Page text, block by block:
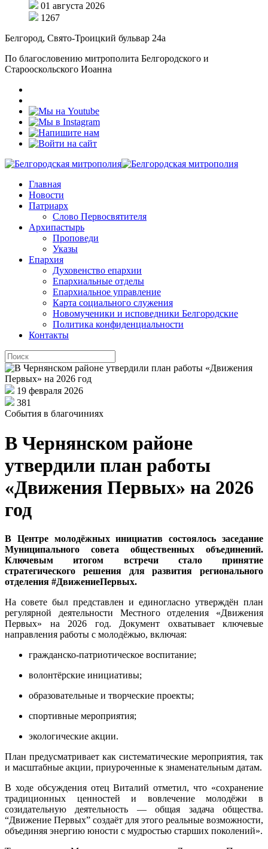
01 августа 2026
1267
Белгород, Свято-Троицкий бульвар 24а
По благословению митрополита Белгородского и
Старооскольского Иоанна
Главная
Новости
Патриарх
Слово Первосвятителя
Архипастырь
Проповеди
Указы
Епархия
Духовенство епархии
Епархиальные отделы
Епархиальное управление
Карта социального служения
Новомученики и исповедники Белгородские
Политика конфиденциальности
Контакты
19 февраля 2026
381
События в благочиниях
В Чернянском районе
утвердили план работы
«Движения Первых» на 2026
год
В Центре молодёжных инициатив состоялось заседание
Муниципального совета общественных объединений.
Ключевым итогом встречи стало принятие
стратегического решения для развития регионального
отделения #ДвижениеПервых.
На совете был представлен и единогласно утверждён план
регулярной деятельности Местного отделения «Движения
Первых» на 2026 год. Документ охватывает ключевые
направления работы с молодёжью, включая:
гражданско‑патриотическое воспитание;
волонтёрские инициативы;
образовательные и творческие проекты;
спортивные мероприятия;
экологические акции.
План предусматривает как систематические мероприятия, так
и масштабные акции, приуроченные к знаменательным датам.
В ходе обсуждения отец Виталий отметил, что «сохранение
традиционных ценностей и вовлечение молодёжи в
созидательную деятельность — общая задача общества.
“Движение Первых” создаёт для этого реальные возможности,
объединяя энергию юности с мудростью старших поколений».